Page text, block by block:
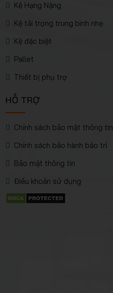
Kệ Hạng Nặng
Kệ tải trọng trung bình nhẹ
Kệ đặc biệt
Pallet
Thiết bị phụ trợ
HỖ TRỢ
Chính sách bảo mật thông tin
Chính sách bảo hành bảo trì
Bảo mật thông tin
Điều khoản sử dụng